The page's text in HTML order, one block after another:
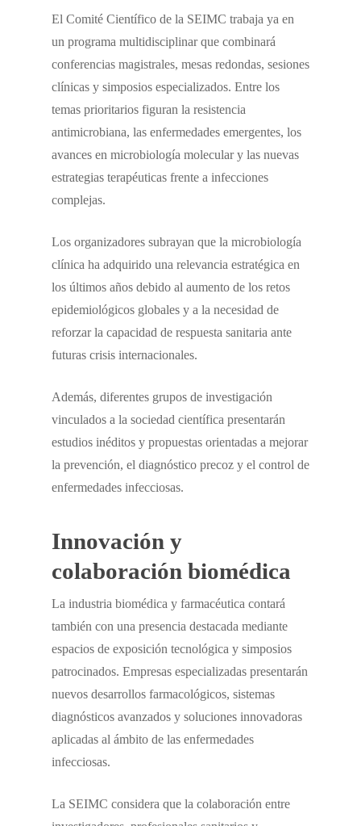
El Comité Científico de la SEIMC trabaja ya en
un programa multidisciplinar que combinará
conferencias magistrales, mesas redondas, sesiones
clínicas y simposios especializados. Entre los
temas prioritarios figuran la resistencia
antimicrobiana, las enfermedades emergentes, los
avances en microbiología molecular y las nuevas
estrategias terapéuticas frente a infecciones
complejas.
Los organizadores subrayan que la microbiología
clínica ha adquirido una relevancia estratégica en
los últimos años debido al aumento de los retos
epidemiológicos globales y a la necesidad de
reforzar la capacidad de respuesta sanitaria ante
futuras crisis internacionales.
Además, diferentes grupos de investigación
vinculados a la sociedad científica presentarán
estudios inéditos y propuestas orientadas a mejorar
la prevención, el diagnóstico precoz y el control de
enfermedades infecciosas.
Innovación y
colaboración biomédica
La industria biomédica y farmacéutica contará
también con una presencia destacada mediante
espacios de exposición tecnológica y simposios
patrocinados. Empresas especializadas presentarán
nuevos desarrollos farmacológicos, sistemas
diagnósticos avanzados y soluciones innovadoras
aplicadas al ámbito de las enfermedades
infecciosas.
La SEIMC considera que la colaboración entre